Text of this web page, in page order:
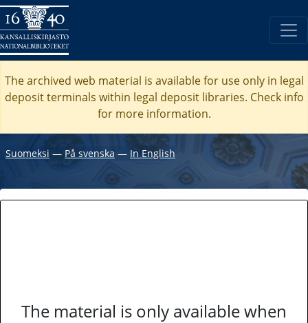
The archived web material is available for use only in legal
deposit terminals within legal deposit libraries. Check info
for more information.
Suomeksi ― På svenska ― In English
The material is only available when